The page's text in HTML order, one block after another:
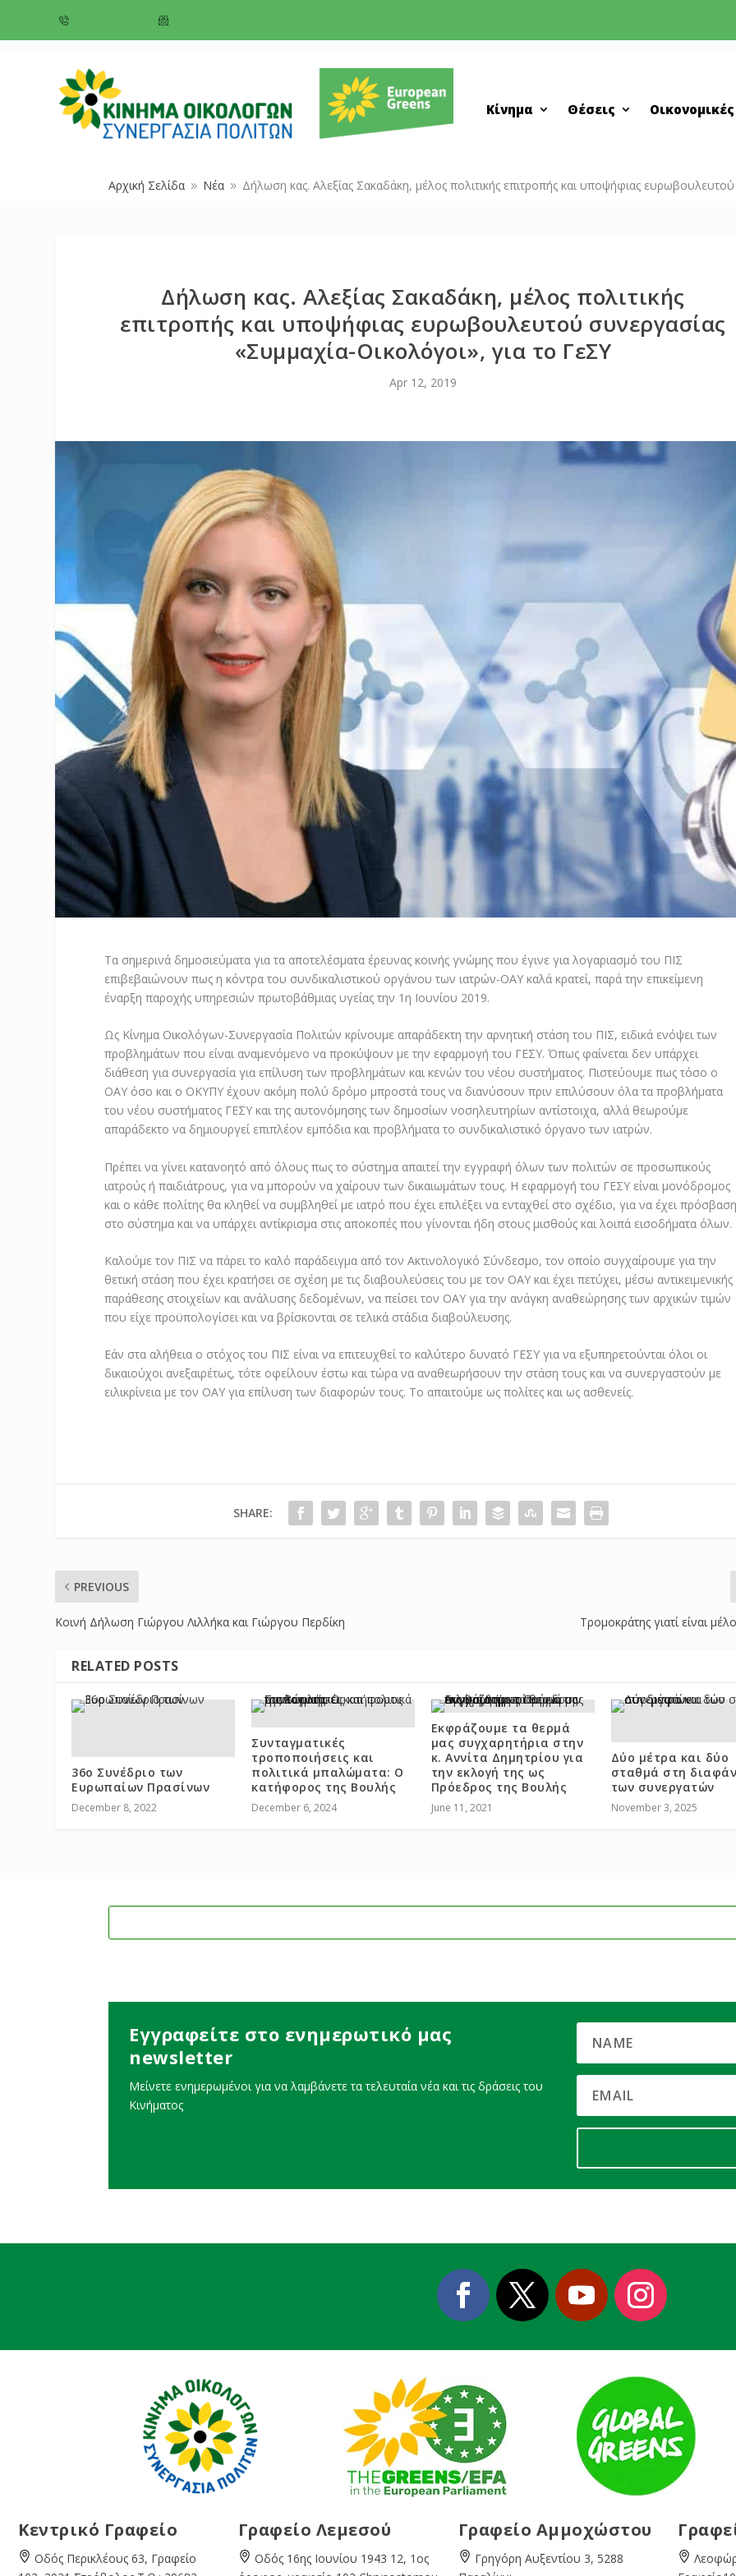
Κίνημα Θέσεις
Αρχική Σελίδα 9 Νέα 9 Δήλωση κας. Αλεξίας Σακαδάκη, μέλος πολιτικής επιτροπής και υποψήφιας
Δήλωση κας. Αλεξίας Σακαδάκη, μέλος πολιτικής
επιτροπής και υποψήφιας ευρωβουλευτού συνεργασίας
«Συμμαχία-Οικολόγοι», για το ΓεΣΥ
Apr 12, 2019
Τα σημερινά δημοσιεύματα για τα αποτελέσματα έρευνας κοινής γνώμης που έγινε για λογαριασμό του ΠΙΣ
επιβεβαιώνουν πως η κόντρα του συνδικαλιστικού οργάνου των ιατρών-ΟΑΥ καλά κρατεί, παρά την επικείμενη
έναρξη παροχής υπηρεσιών πρωτοβάθμιας υγείας την 1η Ιουνίου 2019.
Ως Κίνημα Οικολόγων-Συνεργασία Πολιτών κρίνουμε απαράδεκτη την αρνητική στάση του ΠΙΣ, ειδικά ενόψει των
προβλημάτων που είναι αναμενόμενο να προκύψουν με την εφαρμογή του ΓΕΣΥ. Όπως φαίνεται δεν υπάρχει
διάθεση για συνεργασία για επίλυση των προβλημάτων και κενών του νέου συστήματος. Πιστεύουμε πως τόσο ο
ΟΑΥ όσο και ο ΟΚΥΠΥ έχουν ακόμη πολύ δρόμο μπροστά τους να διανύσουν πριν επιλύσουν όλα τα προβλήματα
του νέου συστήματος ΓΕΣΥ και της αυτονόμησης των δημοσίων νοσηλευτηρίων αντίστοιχα, αλλά θεωρούμε
απαράδεκτο να δημιουργεί επιπλέον εμπόδια και προβλήματα το συνδικαλιστικό όργανο των ιατρών.
Πρέπει να γίνει κατανοητό από όλους πως το σύστημα απαιτεί την εγγραφή όλων των πολιτών σε προσωπικούς
ιατρούς ή παιδιάτρους, για να μπορούν να χαίρουν των δικαιωμάτων τους. Η εφαρμογή του ΓΕΣΥ είναι μονόδρομος
και ο κάθε πολίτης θα κληθεί να συμβληθεί με ιατρό που έχει επιλέξει να ενταχθεί στο σχέδιο, για να έχει
στο σύστημα και να υπάρχει αντίκρισμα στις αποκοπές που γίνονται ήδη στους μισθούς και λοιπά εισοδήματα όλων.
Καλούμε τον ΠΙΣ να πάρει το καλό παράδειγμα από τον Ακτινολογικό Σύνδεσμο, τον οποίο συγχαίρουμε για την
θετική στάση που έχει κρατήσει σε σχέση με τις διαβουλεύσεις του με τον ΟΑΥ και έχει πετύχει, μέσω αντικειμενικής
παράθεσης στοιχείων και ανάλυσης δεδομένων, να πείσει τον ΟΑΥ για την ανάγκη αναθεώρησης των αρχικών τιμών
που είχε προϋπολογίσει και να βρίσκονται σε τελικά στάδια διαβούλευσης.
Εάν στα αλήθεια ο στόχος του ΠΙΣ είναι να επιτευχθεί το καλύτερο δυνατό ΓΕΣΥ για να εξυπηρετούνται όλοι οι
δικαιούχοι ανεξαιρέτως, τότε οφείλουν έστω και τώρα να αναθεωρήσουν την στάση τους και να συνεργαστούν με
ειλικρίνεια με τον ΟΑΥ για επίλυση των διαφορών τους. Το απαιτούμε ως πολίτες και ως ασθενείς.
SHARE:
PREVIOUS
Κοινή Δήλωση Γιώργου Λιλλήκα και Γιώργου Περδίκη Τρομοκράτης γιατί είναι
RELATED POSTS
36ο Συνέδριο των
Ευρωπαίων Πρασίνων
December 8, 2022
Συνταγματικές
τροποποιήσεις και
πολιτικά μπαλώματα: Ο
κατήφορος της Βουλής
December 6, 2024
Εκφράζουμε τα θερμά
μας συγχαρητήρια στην
κ. Αννίτα Δημητρίου για
την εκλογή της ως
Πρόεδρος της Βουλής
June 11, 2021
Δύο μέτρα και δύο
σταθμά στη
των συνεργατών
November 3, 2025
Εγγραφείτε στο ενημερωτικό μας
newsletter
Μείνετε ενημερωμένοι για να λαμβάνετε τα τελευταία νέα και τις δράσεις του
Κινήματος
Κεντρικό Γραφείο
Οδός Περικλέους 63, Γραφείο
Γραφείο Λεμεσού
Οδός 16ης Ιουνίου 1943 12, 1ος
Γραφείο Αμμοχώστου
Γρηγόρη Αυξεντίου 3, 5288